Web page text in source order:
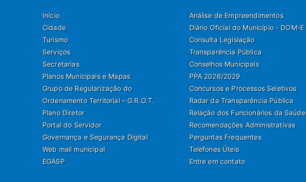
Início
Cidade
Turismo
Serviços
Secretarias
Planos Municipais e Mapas
Grupo de Regularização do
Ordenamento Territorial – G.R.O.T.
Plano Diretor
Portal do Servidor
Governança e Segurança Digital
Web mail municipal
EGASP
Análise de Empreendimentos
Diário Oficial do Município - DOM-E
Consulta Legislação
Transparência Pública
Conselhos Municipais
PPA 2026/2029
Concursos e Processos Seletivos
Radar da Transparência Pública
Relação dos Funcionários da Saúde
Recomendações Administrativas
Perguntas Frequentes
Telefones Úteis
Entre em contato